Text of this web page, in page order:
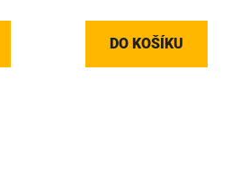
DO KOŠÍKU